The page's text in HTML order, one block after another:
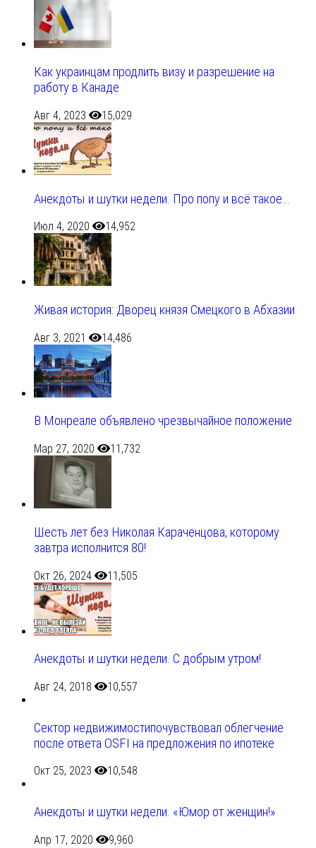
Как украинцам продлить визу и разрешение на
работу в Канаде
Авг 4, 2023 15,029
Анекдоты и шутки недели. Про попу и всё такое…
Июл 4, 2020 14,952
Живая история: Дворец князя Смецкого в Абхазии
Авг 3, 2021 14,486
В Монреале объявлено чрезвычайное положение
Мар 27, 2020 11,732
Шесть лет без Николая Караченцова, которому
завтра исполнится 80!
Окт 26, 2024 11,505
Анекдоты и шутки недели. С добрым утром!
Авг 24, 2018 10,557
Сектор недвижимостипочувствовал облегчение
после ответа OSFI на предложения по ипотеке
Окт 25, 2023 10,548
Анекдоты и шутки недели. «Юмор от женщин!»
Апр 17, 2020
9,960